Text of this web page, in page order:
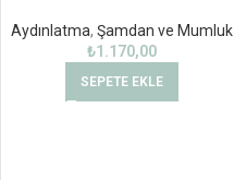
Aydınlatma, Şamdan ve Mumluk
₺1.170,00
SEPETE EKLE